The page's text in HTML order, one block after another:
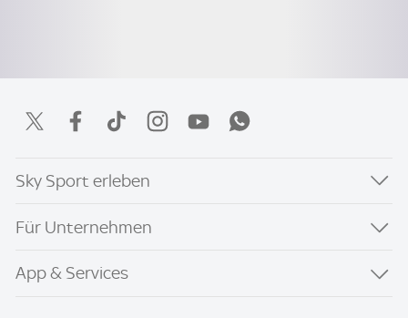
Sky Sport erleben
Für Unternehmen
App & Services